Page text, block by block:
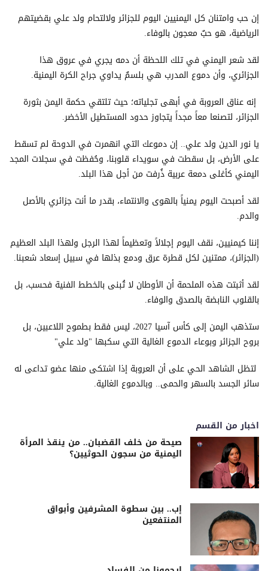
إن حب وامتنان كل اليمنيين اليوم للجزائر ولالتحام ولد علي بقضيتهم
الرياضية، هو حبٌ معجون بالوفاء.
لقد شعر اليمني في تلك اللحظة أن دمه يجري في عروق هذا
الجزائري، وأن دموع المدرب هي بلسمٌ يداوي جراح الكرة اليمنية.
إنه عناق العروبة في أبهى تجلياته؛ حيث تلتقي حكمة اليمن بثورة
الجزائر، لتصنعا معاً مجداً يتجاوز حدود المستطيل الأخضر.
يا نور الدين ولد علي.. إن دموعك التي انهمرت في الدوحة لم تسقط
على الأرض، بل سقطت في سويداء قلوبنا، وحُفظت في سجلات المجد
اليمني كأغلى دمعة عربية ذُرفت من أجل هذا البلد.
لقد أصبحت اليوم يمنياً بالهوى والانتماء، بقدر ما أنت جزائري بالأصل
والدم.
إننا كيمنيين، نقف اليوم إجلالاً وتعظيماً لهذا الرجل ولهذا البلد العظيم
(الجزائر)، ممتنين لكل قطرة عرق ودمع بذلها في سبيل إسعاد شعبنا.
لقد أثبتت هذه الملحمة أن الأوطان لا تُبنى بالخطط الفنية فحسب، بل
بالقلوب النابضة بالصدق والوفاء.
ستذهب اليمن إلى كأس آسيا 2027، ليس فقط بطموح اللاعبين، بل
بروح الجزائر وبوعاء الدموع الغالية التي سكبها "ولد علي"
لتظل الشاهد الحي على أن العروبة إذا اشتكى منها عضو تداعى له
سائر الجسد بالسهر والحمى.. وبالدموع الغالية.
اخبار من القسم
صيحة من خلف القضبان.. من ينقذ المرأة
اليمنية من سجون الحوثيين؟
إب.. بين سطوة المشرفين وأبواق
المنتفعين